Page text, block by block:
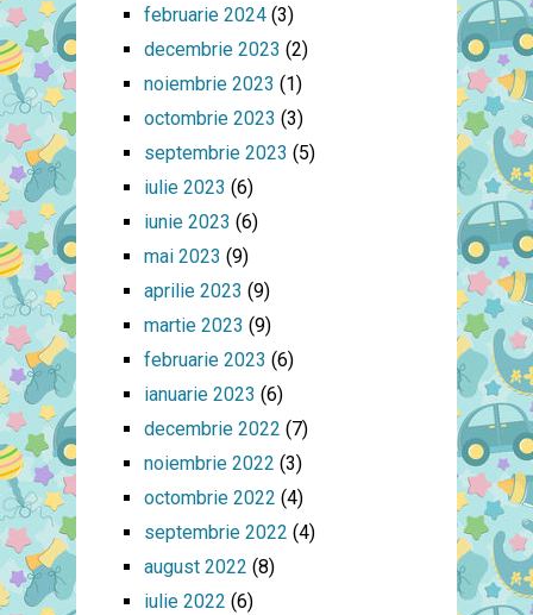
februarie 2024(3)
decembrie 2023 (2)
noiembrie 2023 (1)
octombrie 2023 (3)
septembrie 2023 (5)
iulie 2023 (6)
iunie 2023 (6)
mai 2023 (9)
aprilie 2023 (9)
martie 2023 (9)
februarie 2023 (6)
ianuarie 2023 (6)
decembrie 2022 (7)
noiembrie 2022 (3)
octombrie 2022 (4)
septembrie 2022 (4)
august 2022 (8)
iulie 2022 (6)